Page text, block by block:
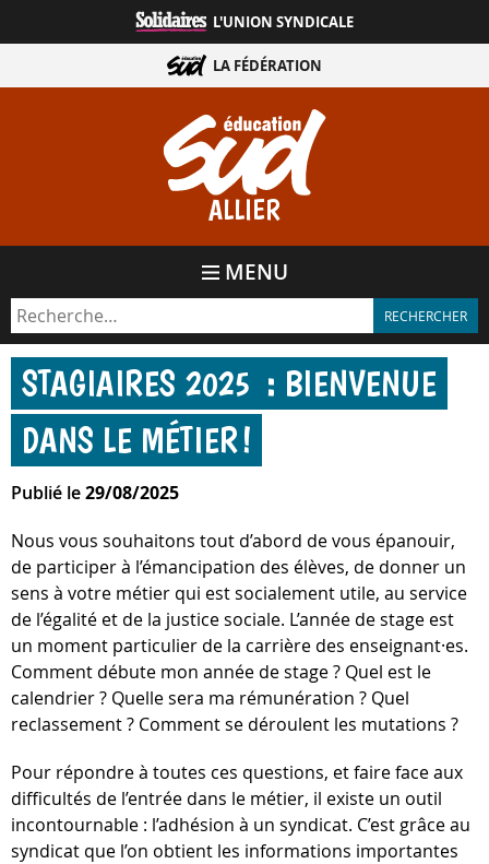
directement
contenu
ALLIER
L'UNION SYNDICALE
LA FÉDÉRATION
MENU
STAGIAIRES 2025 : BIENVENUE
DANS LE MÉTIER !
Publié le29/08/2025
Nous vous souhaitons tout d’abord de vous épanouir,
de participer à l’émancipation des élèves, de donner un
sens à votre métier qui est socialement utile, au service
de l’égalité et de la justice sociale. L’année de stage est
un moment particulier de la carrière des enseignant·es.
Comment débute mon année de stage ? Quel est le
calendrier ? Quelle sera ma rémunération ? Quel
reclassement ? Comment se déroulent les mutations ?
Pour répondre à toutes ces questions, et faire face aux
difficultés de l’entrée dans le métier, il existe un outil
incontournable : l’adhésion à un syndicat. C’est grâce au
syndicat que l’on obtient les informations importantes